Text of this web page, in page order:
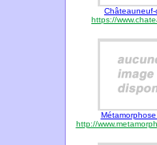
Châteauneuf-
https://
http://